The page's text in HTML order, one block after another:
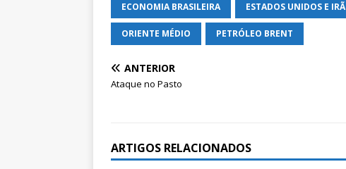
ECONOMIA BRASILEIRA ESTADOS UNIDOS E IRÃ
ORIENTE MÉDIO PETRÓLEO BRENT
ANTERIOR
Ataque no Pasto
ARTIGOS RELACIONADOS